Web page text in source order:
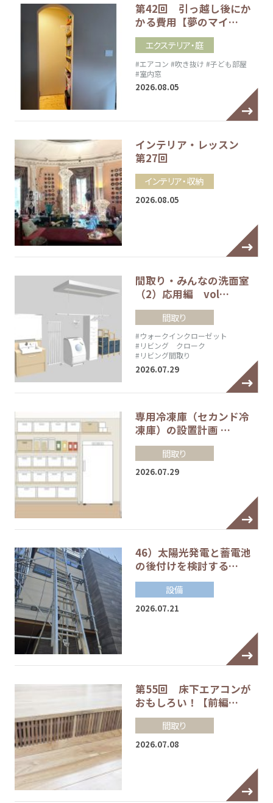
第42回 引っ越し後にか
かる費用【夢のマイ…
エクステリア・庭
#エアコン #吹き抜け #子ども部屋
#室内窓
2026.08.05
インテリア・レッスン
第27回
インテリア・収納
2026.08.05
間取り・みんなの洗面室
（2）応用編 vol…
間取り
#ウォークインクローゼット
#リビング クローク
#リビング間取り
2026.07.29
専用冷凍庫（セカンド冷
凍庫）の設置計画 …
間取り
2026.07.29
46）太陽光発電と蓄電池
の後付けを検討する…
設備
2026.07.21
第55回 床下エアコンが
おもしろい！【前編…
間取り
2026.07.08